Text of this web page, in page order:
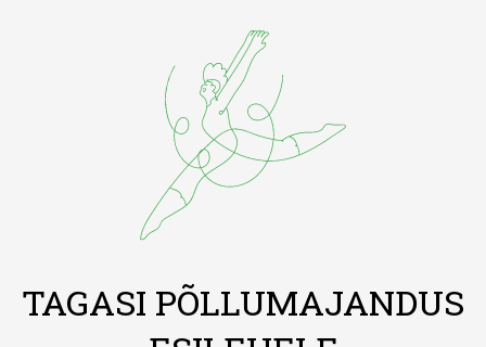
TAGASI PÕLLUMAJANDUS